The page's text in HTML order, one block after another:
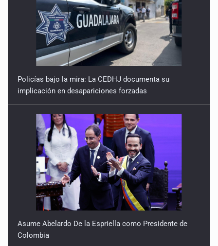
Policías bajo la mira: La CEDHJ documenta su
implicación en desapariciones forzadas
Asume Abelardo De la Espriella como Presidente de
Colombia